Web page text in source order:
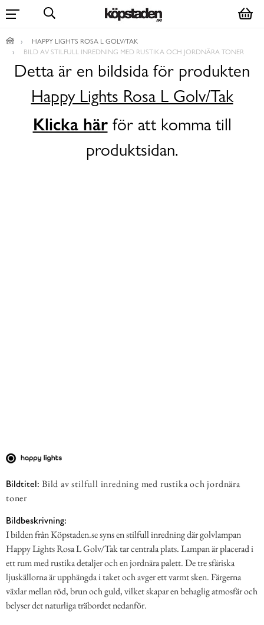
HAPPY LIGHTS ROSA L GOLV/TAK
BILD AV STILFULL INREDNING MED RUSTIKA OCH JORDNÄRA TONER
Detta är en bildsida för produkten
Happy Lights Rosa L Golv/Tak
Klicka härför att komma till
produktsidan.
Bildtitel: Bild av stilfull inredning med rustika och jordnära
toner
Bildbeskrivning:
I bilden från Köpstaden.se syns en stilfull inredning där golvlampan
Happy Lights Rosa L Golv/Tak tar centrala plats. Lampan är placerad i
ett rum med rustika detaljer och en jordnära palett. De tre sfäriska
ljuskällorna är upphängda i taket och avger ett varmt sken. Färgerna
växlar mellan röd, brun och guld, vilket skapar en behaglig atmosfär och
belyser det naturliga träbordet nedanför.